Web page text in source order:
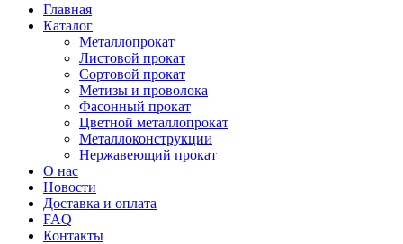
Главная
Каталог
Металлопрокат
Листовой прокат
Сортовой прокат
Метизы и проволока
Фасонный прокат
Цветной металлопрокат
Металлоконструкции
Нержавеющий прокат
О нас
Новости
Доставка и оплата
FAQ
Контакты